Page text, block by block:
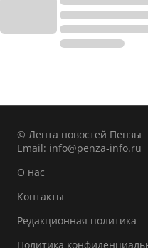
© Лента новостей Пензы
Email: info@penza-info.ru
О нас
Контакты
Редакционная политика
Политика